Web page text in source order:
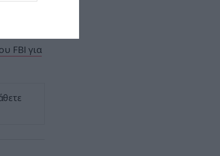
τον
FBI για
χώρα μετέφερε 2.000 παράνομους